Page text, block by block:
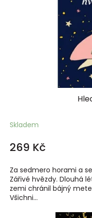
Skladem
269 Kč
Za sedmero horami a
Zářivé hvězdy. Dlouhá
zemi chránil bájný
Všichni...